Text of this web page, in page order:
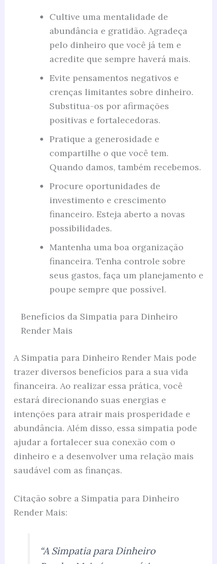
Cultive uma mentalidade de
abundância e gratidão. Agradeça
pelo dinheiro que você já tem e
acredite que sempre haverá mais.
Evite pensamentos negativos e
crenças limitantes sobre dinheiro.
Substitua-os por afirmações
positivas e fortalecedoras.
Pratique a generosidade e
compartilhe o que você tem.
Quando damos, também recebemos.
Procure oportunidades de
investimento e crescimento
financeiro. Esteja aberto a novas
possibilidades.
Mantenha uma boa organização
financeira. Tenha controle sobre
seus gastos, faça um planejamento e
poupe sempre que possível.
Benefícios da Simpatia para Dinheiro
Render Mais
A Simpatia para Dinheiro Render Mais pode
trazer diversos benefícios para a sua vida
financeira. Ao realizar essa prática, você
estará direcionando suas energias e
intenções para atrair mais prosperidade e
abundância. Além disso, essa simpatia pode
ajudar a fortalecer sua conexão com o
dinheiro e a desenvolver uma relação mais
saudável com as finanças.
Citação sobre a Simpatia para Dinheiro
Render Mais:
“A Simpatia para Dinheiro